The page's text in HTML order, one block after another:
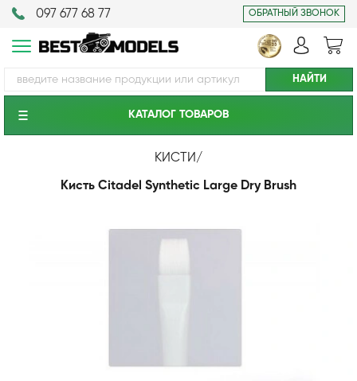
097 677 68 77 ОБРАТНЫЙ ЗВОНОК
КАТАЛОГ ТОВАРОВ
КИСТИ/
Кисть Citadel Synthetic Large Dry Brush